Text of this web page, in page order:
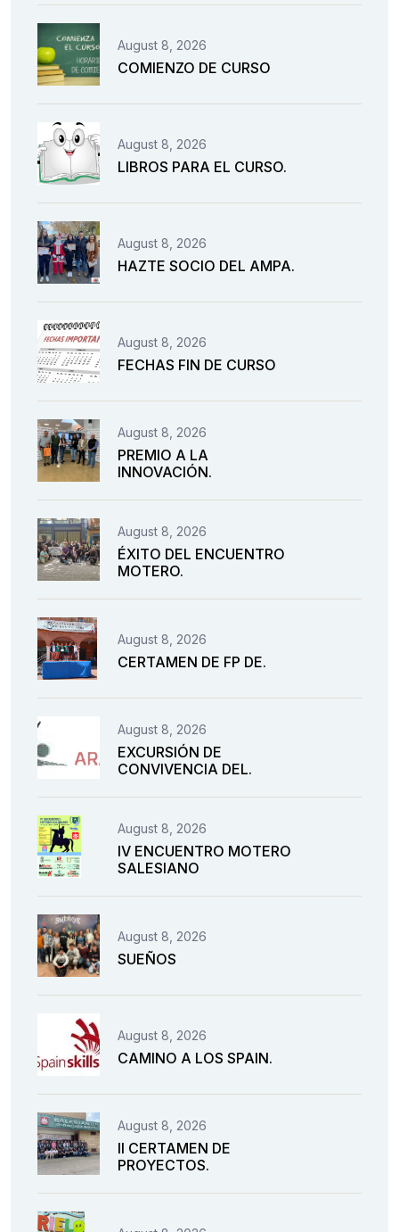
August 8, 2026
COMIENZO DE CURSO
August 8, 2026
LIBROS PARA EL CURSO.
August 8, 2026
HAZTE SOCIO DEL AMPA.
August 8, 2026
FECHAS FIN DE CURSO
August 8, 2026
PREMIO A LA
INNOVACIÓN.
August 8, 2026
ÉXITO DEL ENCUENTRO
MOTERO.
August 8, 2026
CERTAMEN DE FP DE.
August 8, 2026
EXCURSIÓN DE
CONVIVENCIA DEL.
August 8, 2026
IV ENCUENTRO MOTERO
SALESIANO
August 8, 2026
SUEÑOS
August 8, 2026
CAMINO A LOS SPAIN.
August 8, 2026
II CERTAMEN DE
PROYECTOS.